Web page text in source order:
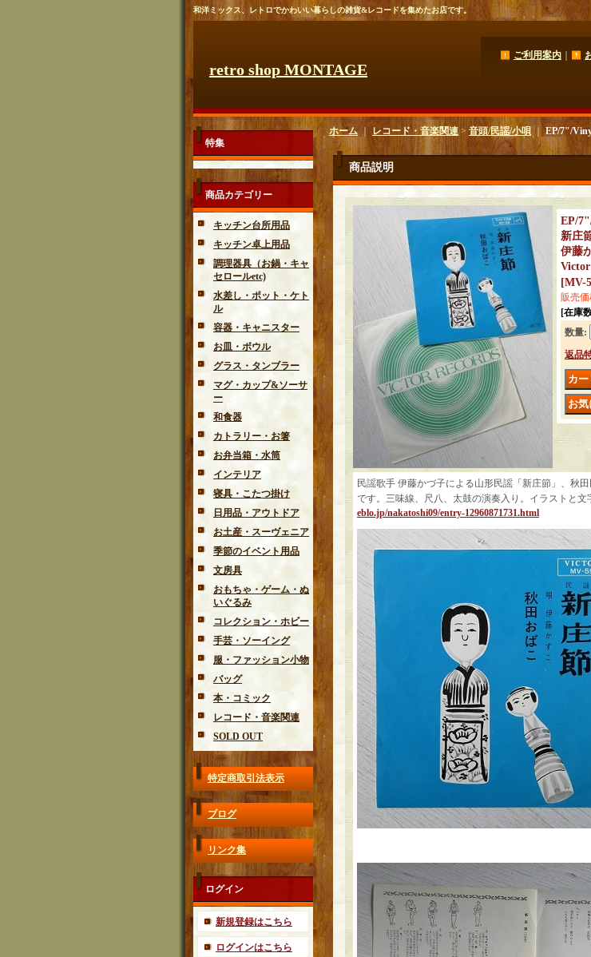
和洋ミックス、レトロでかわいい暮らしの雑貨&レコードを集めたお店です。
retro shop MONTAGE
ご利用案内
特集
商品カテゴリー
キッチン台所用品
キッチン卓上用品
調理器具（お鍋・キャ
セロールetc)
水差し・ポット・ケト
ル
容器・キャニスター
お皿・ボウル
グラス・タンブラー
マグ・カップ&ソーサ
ー
和食器
カトラリー・お箸
お弁当箱・水筒
インテリア
寝具・こたつ掛け
日用品・アウトドア
お土産・スーヴェニア
季節のイベント用品
文房具
おもちゃ・ゲーム・ぬ
いぐるみ
コレクション・ホビー
手芸・ソーイング
服・ファッション小物
バッグ
本・コミック
レコード・音楽関連
SOLD OUT
特定商取引法表示
ブログ
リンク集
ログイン
新規登録はこちら
ログインはこちら
ホーム｜ レコード・音楽関連 > 音頭/民謡/小唄 ｜ EP/7"/
商品説明
EP/
新庄
伊藤
Victor
[MV-
販売
[在庫
数量:
返品
民謡歌手 伊藤かづ子による山形民謡「新庄節」、秋
です。三味線、尺八、太鼓の演奏入り。イラストと
eblo.jp/nakatoshi09/entry-12960871731.html